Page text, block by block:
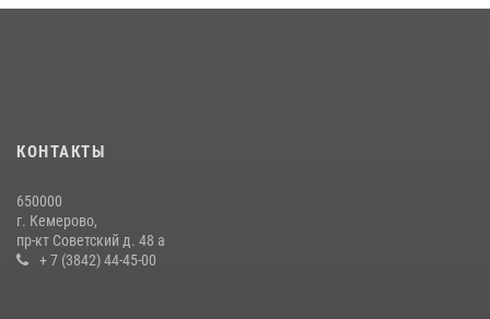
20 июля 2026, 08:52
гипермаркета товары на 13 тысяч рублей (ВИДЕО)
16 июля 2026, 06:43
КОНТАКТЫ
650000
г. Кемерово,
пр-кт Советский д. 48 а
+ 7 (3842) 44-45-00